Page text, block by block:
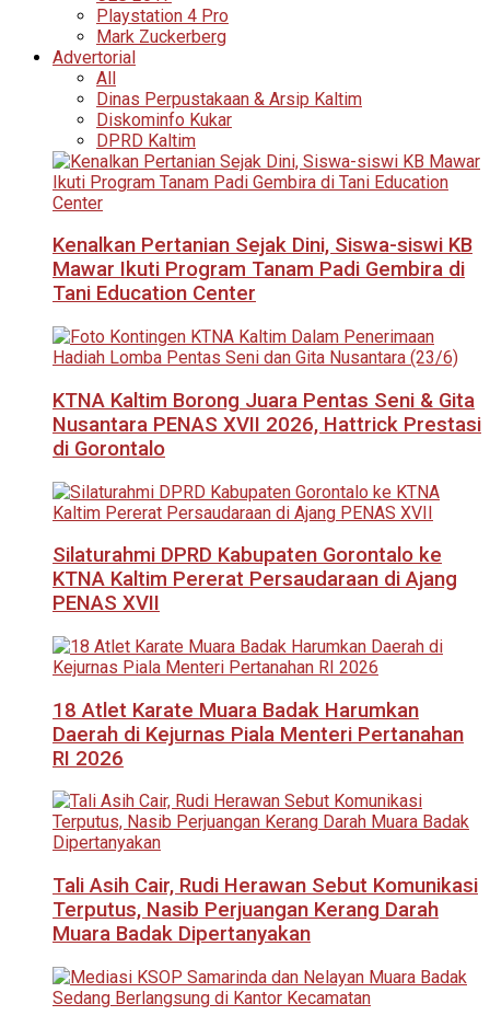
Playstation 4 Pro
Mark Zuckerberg
Advertorial
All
Dinas Perpustakaan & Arsip Kaltim
Diskominfo Kukar
DPRD Kaltim
Kenalkan Pertanian Sejak Dini, Siswa-siswi KB
Mawar Ikuti Program Tanam Padi Gembira di
Tani Education Center
KTNA Kaltim Borong Juara Pentas Seni & Gita
Nusantara PENAS XVII 2026, Hattrick Prestasi
di Gorontalo
Silaturahmi DPRD Kabupaten Gorontalo ke
KTNA Kaltim Pererat Persaudaraan di Ajang
PENAS XVII
18 Atlet Karate Muara Badak Harumkan
Daerah di Kejurnas Piala Menteri Pertanahan
RI 2026
Tali Asih Cair, Rudi Herawan Sebut Komunikasi
Terputus, Nasib Perjuangan Kerang Darah
Muara Badak Dipertanyakan